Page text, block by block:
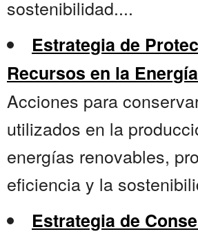
sostenibilidad....
Estrategia de
Recursos en la
Acciones para
utilizados en la
energías renovables,
eficiencia y la
Estrategia de